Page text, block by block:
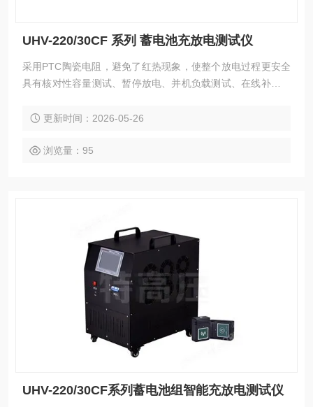
UHV-220/30CF 系列 蓄电池充放电测试仪
采用PTC陶瓷电阻，避免了红热现象，使整个放电过程更安全
具有核对性容量测试、暂停放电、并机负载测试、在线补偿式
显示 更新时间：2026-05-26
浏览量：95
UHV-220/30CF系列蓄电池组智能充放电测试仪